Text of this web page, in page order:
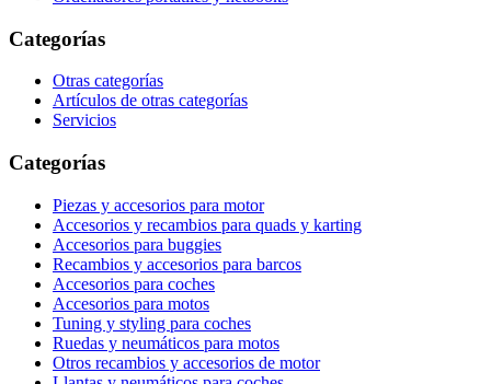
Categorías
Otras categorías
Artículos de otras categorías
Servicios
Categorías
Piezas y accesorios para motor
Accesorios y recambios para quads y karting
Accesorios para buggies
Recambios y accesorios para barcos
Accesorios para coches
Accesorios para motos
Tuning y styling para coches
Ruedas y neumáticos para motos
Otros recambios y accesorios de motor